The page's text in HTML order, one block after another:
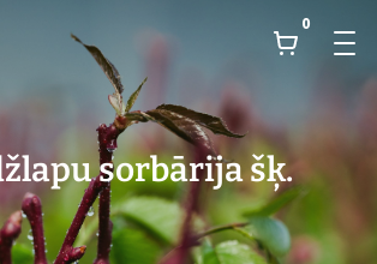
0
sorbārija šķ.